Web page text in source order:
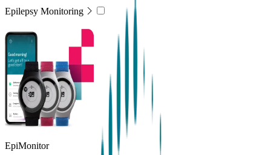
Epilepsy Monitoring
EpiMonitor